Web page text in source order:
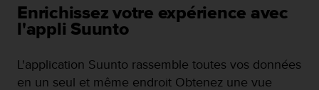
Enrichissez votre expérience avec
l'appli Suunto
L'application Suunto rassemble toutes vos données
en un seul et même endroit Obtenez une vue